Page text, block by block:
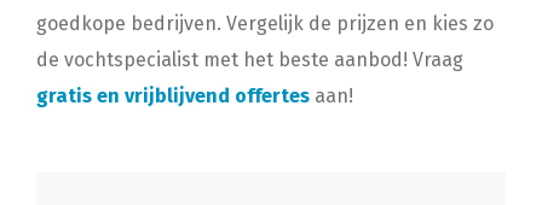
goedkope bedrijven. Vergelijk de prijzen en kies zo
de vochtspecialist met het beste aanbod! Vraag
gratis en vrijblijvend offertes aan!